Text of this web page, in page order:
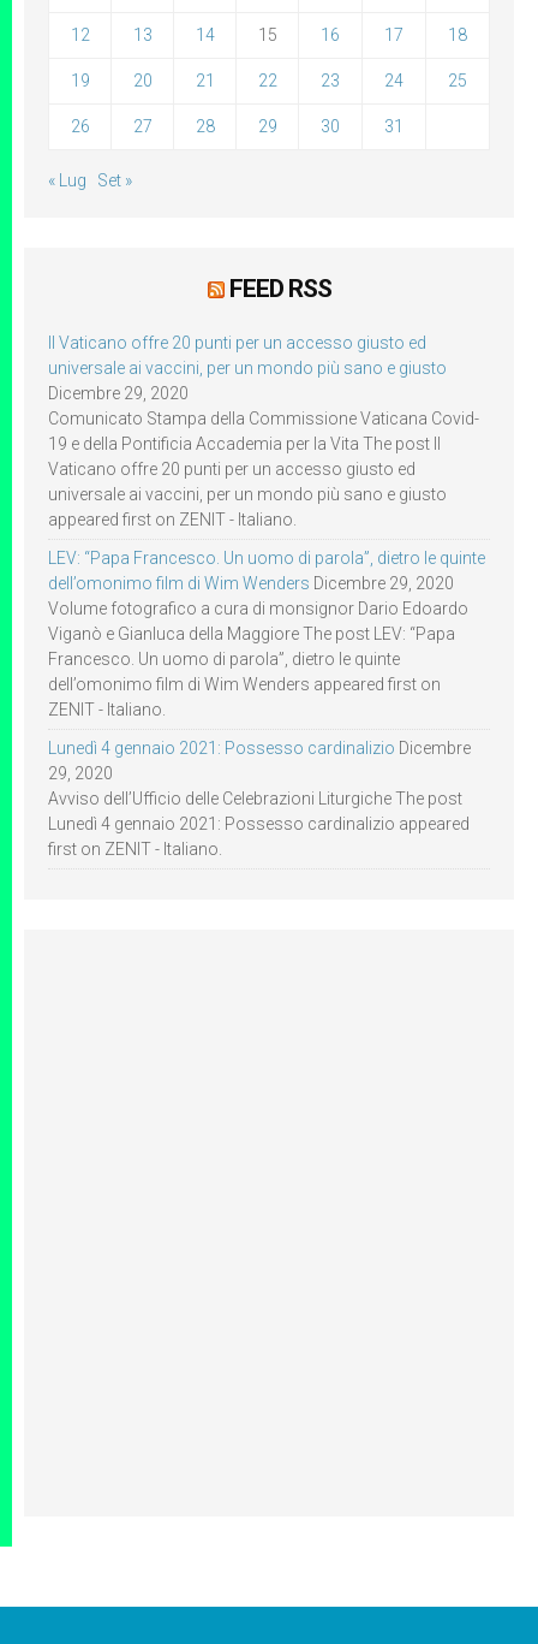
12 13 14 15 16 17 18
19 20 21 22 23 24 25
26 27 28 29 30 31
« Lug Set »
FEED RSS
Il Vaticano offre 20 punti per un accesso giusto ed
universale ai vaccini, per un mondo più sano e giusto
Dicembre 29, 2020
Comunicato Stampa della Commissione Vaticana Covid-
19 e della Pontificia Accademia per la Vita The post Il
Vaticano offre 20 punti per un accesso giusto ed
universale ai vaccini, per un mondo più sano e giusto
appeared first on ZENIT - Italiano.
LEV: “Papa Francesco. Un uomo di parola”, dietro le quinte
dell’omonimo film di Wim Wenders Dicembre 29, 2020
Volume fotografico a cura di monsignor Dario Edoardo
Viganò e Gianluca della Maggiore The post LEV: “Papa
Francesco. Un uomo di parola”, dietro le quinte
dell’omonimo film di Wim Wenders appeared first on
ZENIT - Italiano.
Lunedì 4 gennaio 2021: Possesso cardinalizio Dicembre
29, 2020
Avviso dell’Ufficio delle Celebrazioni Liturgiche The post
Lunedì 4 gennaio 2021: Possesso cardinalizio appeared
first on ZENIT - Italiano.